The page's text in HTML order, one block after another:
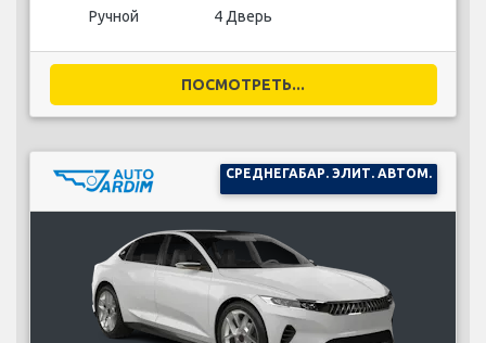
Ручной 4 Дверь
ПОСМОТРЕТЬ...
СРЕДНЕГАБАР. ЭЛИТ. АВТОМ.